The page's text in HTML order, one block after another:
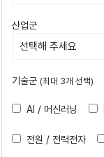
산업군
기술군 (최대 3개 선택)
AI / 머신러닝
전원 / 전력전자